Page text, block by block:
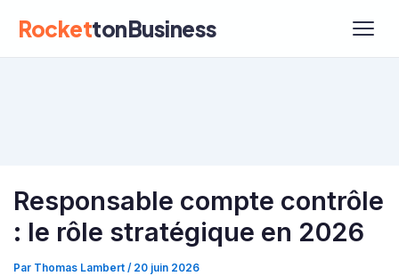
RockettonBusiness
Responsable compte contrôle
: le rôle stratégique en 2026
Par Thomas Lambert / 20 juin 2026